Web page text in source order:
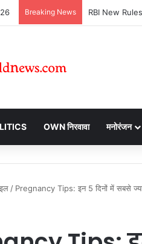
Breaking News
OWN निरवावा मनोरंजन
/ Pregnancy Tips: इन 5 दिनों में सबसे